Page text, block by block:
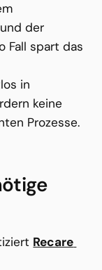
der
Fall spart das
in
keine
Prozesse.
Recare